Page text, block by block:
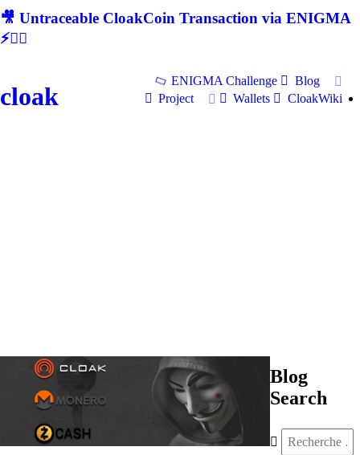
🎥 Untraceable CloakCoin Transaction via ENIGMA
⚡🕵‍♂
cloak
ENIGMA Challenge
Blog
Project
Wallets CloakWiki
Blog
Search